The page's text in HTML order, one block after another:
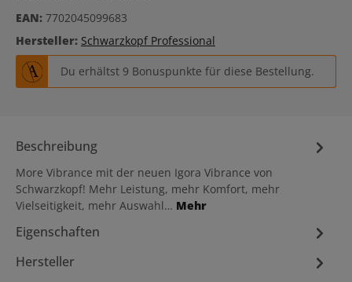
EAN: 7702045099683
Hersteller: Schwarzkopf Professional
Du erhältst 9 Bonuspunkte für diese Bestellung.
Beschreibung
More Vibrance mit der neuen Igora Vibrance von
Schwarzkopf! Mehr Leistung, mehr Komfort, mehr
Vielseitigkeit, mehr Auswahl… Mehr
Eigenschaften
Hersteller